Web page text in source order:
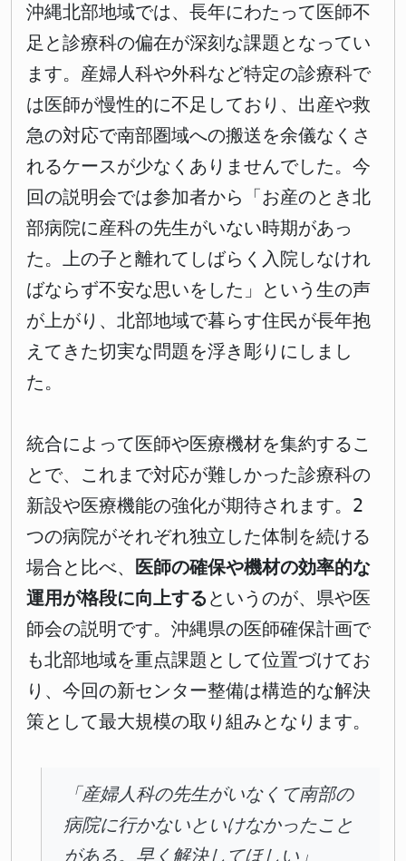
沖縄北部地域では、長年にわたって医師不
足と診療科の偏在が深刻な課題となってい
ます。産婦人科や外科など特定の診療科で
は医師が慢性的に不足しており、出産や救
急の対応で南部圏域への搬送を余儀なくさ
れるケースが少なくありませんでした。今
回の説明会では参加者から「お産のとき北
部病院に産科の先生がいない時期があっ
た。上の子と離れてしばらく入院しなけれ
ばならず不安な思いをした」という生の声
が上がり、北部地域で暮らす住民が長年抱
えてきた切実な問題を浮き彫りにしまし
た。
統合によって医師や医療機材を集約するこ
とで、これまで対応が難しかった診療科の
新設や医療機能の強化が期待されます。2
つの病院がそれぞれ独立した体制を続ける
場合と比べ、
医師の確保や機材の効率的な
運用が格段に向上するというのが、県や医
師会の説明です。沖縄県の医師確保計画で
も北部地域を重点課題として位置づけてお
り、今回の新センター整備は構造的な解決
策として最大規模の取り組みとなります。
「産婦人科の先生がいなくて南部の
病院に行かないといけなかったこと
がある。早く解決してほしい」